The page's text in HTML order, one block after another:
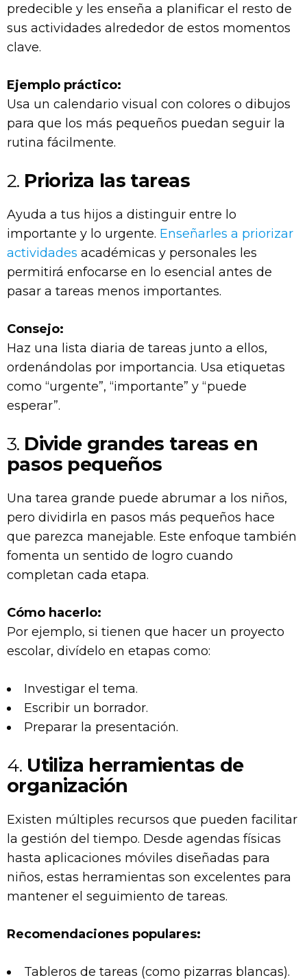
predecible y les enseña a planificar el resto de
sus actividades alrededor de estos momentos
clave.
Ejemplo práctico:
Usa un calendario visual con colores o dibujos
para que los más pequeños puedan seguir la
rutina fácilmente.
2. Prioriza las tareas
Ayuda a tus hijos a distinguir entre lo
importante y lo urgente. Enseñarles a priorizar
actividades académicas y personales les
permitirá enfocarse en lo esencial antes de
pasar a tareas menos importantes.
Consejo:
Haz una lista diaria de tareas junto a ellos,
ordenándolas por importancia. Usa etiquetas
como “urgente”, “importante” y “puede
esperar”.
3. Divide grandes tareas en
pasos pequeños
Una tarea grande puede abrumar a los niños,
pero dividirla en pasos más pequeños hace
que parezca manejable. Este enfoque también
fomenta un sentido de logro cuando
completan cada etapa.
Cómo hacerlo:
Por ejemplo, si tienen que hacer un proyecto
escolar, divídelo en etapas como:
Investigar el tema.
Escribir un borrador.
Preparar la presentación.
4. Utiliza herramientas de
organización
Existen múltiples recursos que pueden facilitar
la gestión del tiempo. Desde agendas físicas
hasta aplicaciones móviles diseñadas para
niños, estas herramientas son excelentes para
mantener el seguimiento de tareas.
Recomendaciones populares:
Tableros de tareas (como pizarras blancas).